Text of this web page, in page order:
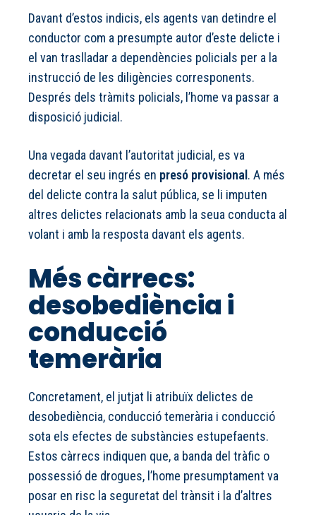
Davant d’estos indicis, els agents van detindre el
conductor com a presumpte autor d’este delicte i
el van traslladar a dependències policials per a la
instrucció de les diligències corresponents.
Després dels tràmits policials, l’home va passar a
disposició judicial.
Una vegada davant l’autoritat judicial, es va
decretar el seu ingrés en presó provisional . A més
del delicte contra la salut pública, se li imputen
altres delictes relacionats amb la seua conducta al
volant i amb la resposta davant els agents.
Més càrrecs:
desobediència i
conducció
temerària
Concretament, el jutjat li atribuïx delictes de
desobediència, conducció temerària i conducció
sota els efectes de substàncies estupefaents.
Estos càrrecs indiquen que, a banda del tràfic o
possessió de drogues, l’home presumptament va
posar en risc la seguretat del trànsit i la d’altres